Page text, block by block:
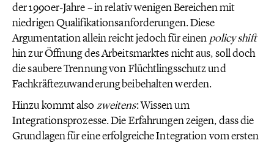
der 1990er-Jahre – in relativ wenigen Bereichen mit
niedrigen Qualifikationsanforderungen. Diese
Argumentation allein reicht jedoch für einen policyshift
hin zur Öffnung des Arbeitsmarktes nicht aus, soll doch
die saubere Trennung von Flüchtlingsschutz und
Fachkräftezuwanderung beibehalten werden.
Hinzu kommt also zweitens: Wissen um
Integrationsprozesse. Die Erfahrungen zeigen, dass die
Grundlagen für eine erfolgreiche Integration vom ersten